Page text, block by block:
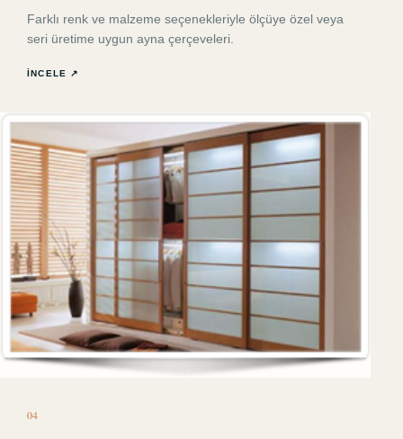
Farklı renk ve malzeme seçenekleriyle ölçüye özel veya
seri üretime uygun ayna çerçeveleri.
İNCELE ↗
04